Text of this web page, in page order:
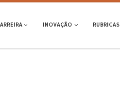
INOVAÇÃO RUBRICAS